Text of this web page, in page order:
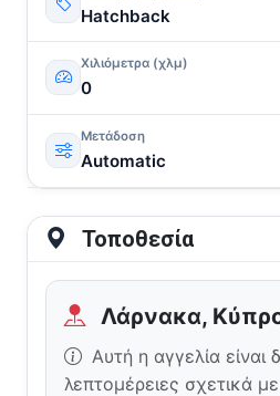
Hatchback
Χιλιόμετρα (χλμ)
0
Μετάδοση
Automatic
Τοποθεσία
Λάρνακα,
Αυτή η αγγελία
λεπτομέρειες σχετικά